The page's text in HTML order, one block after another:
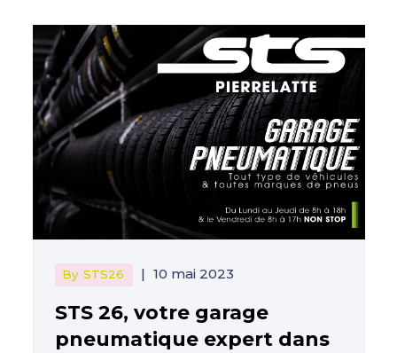
By STS26 | 10 mai 2023
STS 26, votre garage
pneumatique expert dans